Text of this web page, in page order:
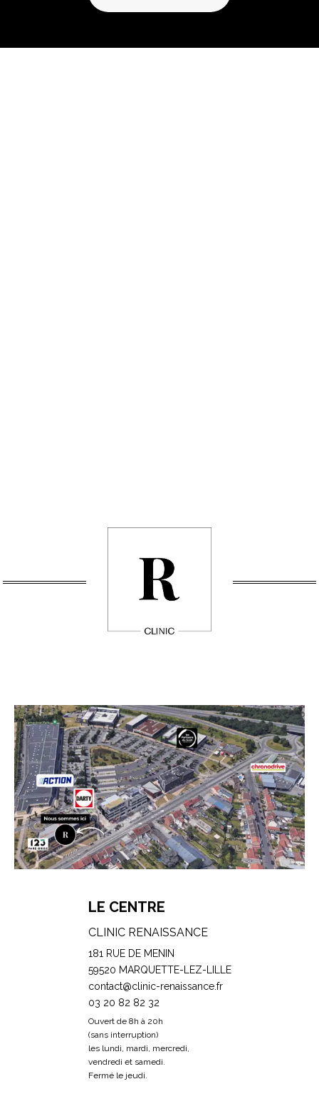
LE CENTRE
CLINIC RENAISSANCE
181 RUE DE MENIN
59520 MARQUETTE-LEZ-LILLE
contact@clinic-renaissance.fr
03 20 82 82 32
Ouvert de 8h à 20h
(sans interruption)
les lundi, mardi, mercredi,
vendredi et samedi.
Fermé le jeudi.